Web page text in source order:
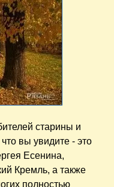
старины и
вы увидите - это
Есенина,
Кремль, а также
полностью